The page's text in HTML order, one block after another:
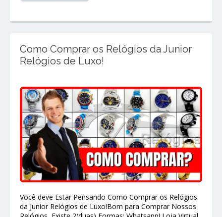
Como Comprar os Relógios da Junior
Relógios de Luxo!
Você deve Estar Pensando Como Comprar os Relógios
da Junior Relógios de Luxo!Bom para Comprar Nossos